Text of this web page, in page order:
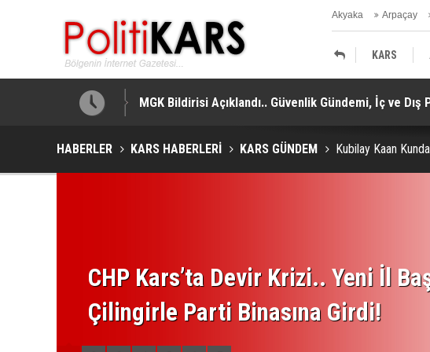
Akyaka Arpaçay
Kars Gündem
KARS
SELİM
MGK Bildirisi Açıklandı.. Güvenlik Gündemi, İç ve
HABERLER KARS HABERLERİ KARS GÜNDEM Kubilay Kaan
CHP Kars’ta Devir Krizi.. Yeni İl
Çilingirle Parti Binasına Girdi!